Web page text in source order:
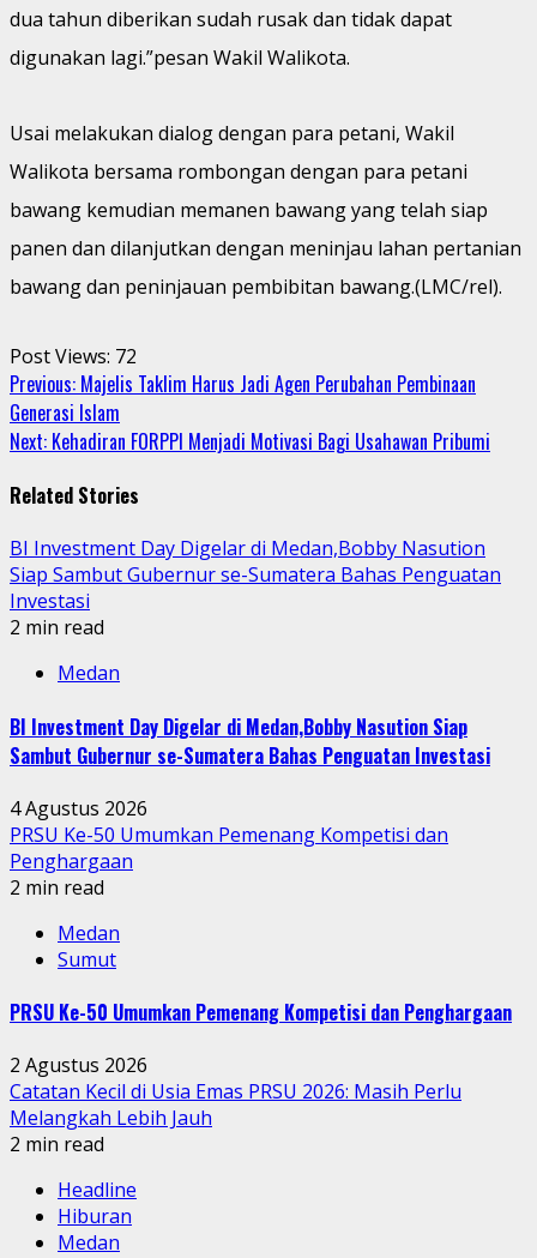
dua tahun diberikan sudah rusak dan tidak dapat
digunakan lagi.”pesan Wakil Walikota.
Usai melakukan dialog dengan para petani, Wakil
Walikota bersama rombongan dengan para petani
bawang kemudian memanen bawang yang telah siap
panen dan dilanjutkan dengan meninjau lahan pertanian
bawang dan peninjauan pembibitan bawang.(LMC/rel).
Post Views: 72
Continue
Reading
Previous: Majelis Taklim Harus Jadi Agen Perubahan Pembinaan
Generasi Islam
Next: Kehadiran FORPPI Menjadi Motivasi Bagi Usahawan Pribumi
Related Stories
BI Investment Day Digelar di Medan,Bobby Nasution
Siap Sambut Gubernur se-Sumatera Bahas Penguatan
Investasi
2 min read
Medan
BI Investment Day Digelar di Medan,Bobby Nasution Siap
Sambut Gubernur se-Sumatera Bahas Penguatan Investasi
4 Agustus 2026
PRSU Ke-50 Umumkan Pemenang Kompetisi dan
Penghargaan
2 min read
Medan
Sumut
PRSU Ke-50 Umumkan Pemenang Kompetisi dan Penghargaan
2 Agustus 2026
Catatan Kecil di Usia Emas PRSU 2026: Masih Perlu
Melangkah Lebih Jauh
2 min read
Headline
Hiburan
Medan